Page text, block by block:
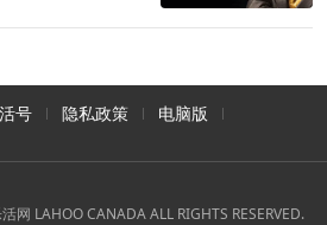
号 隐私政策 电脑版
网 LAHOO CANADA ALL RIGHTS RESERVED.